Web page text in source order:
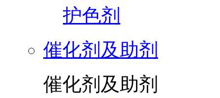
护色剂
催化剂及助剂
催化剂及助剂